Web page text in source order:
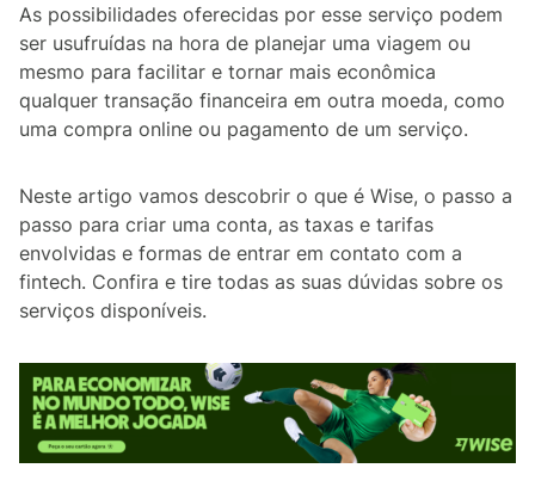
As possibilidades oferecidas por esse serviço podem
ser usufruídas na hora de planejar uma viagem ou
mesmo para facilitar e tornar mais econômica
qualquer transação financeira em outra moeda, como
uma compra online ou pagamento de um serviço.
Neste artigo vamos descobrir o que é Wise, o passo a
passo para criar uma conta, as taxas e tarifas
envolvidas e formas de entrar em contato com a
fintech. Confira e tire todas as suas dúvidas sobre os
serviços disponíveis.